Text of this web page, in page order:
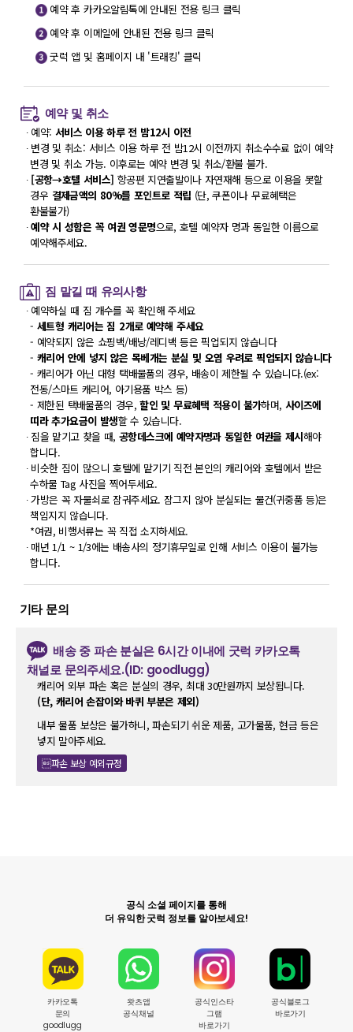
예약 후 카카오알림톡에 안내된 전용 링크 클릭
예약 후 이메일에 안내된 전용 링크 클릭
굿럭 앱 및 홈페이지 내 '트래킹' 클릭
예약 및 취소
∙ 예약: 서비스 이용 하루 전 밤12시 이전
∙ 변경 및 취소: 서비스 이용 하루 전 밤12시 이전까지 취소수수료 없이 예약
변경 및 취소 가능. 이후로는 예약 변경 및 취소/환불 불가.
∙ [공항→호텔 서비스] 항공편 지연출발이나 자연재해 등으로 이용을 못할
경우 결제금액의 80%를 포인트로 적립 (단, 쿠폰이나 무료혜택은
환불불가)
∙예약 시 성함은 꼭 여권 영문명으로, 호텔 예약자 명과 동일한 이름으로
예약해주세요.
짐 맡길 때 유의사항
∙ 예약하실 때 짐 개수를 꼭 확인해 주세요
-세트형 캐리어는 짐 2개로 예약해 주세요
- 예약되지 않은 쇼핑백/배낭/레디백 등은 픽업되지 않습니다
-캐리어 안에 넣지 않은 목베개는 분실 및 오염 우려로 픽업되지 않습니다
- 캐리어가 아닌 대형 택배물품의 경우, 배송이 제한될 수 있습니다.(ex:
전동/스마트 캐리어, 아기용품 박스 등)
- 제한된 택배물품의 경우,할인 및 무료혜택 적용이 불가하며, 사이즈에
띠라 추가요금이 발생할 수 있습니다.
∙ 짐을 맡기고 찾을 때,공항데스크에 예약자명과 동일한 여권을 제시해야
합니다.
∙ 비슷한 짐이 많으니 호텔에 맡기기 직전 본인의 캐리어와 호텔에서 받은
수하물 Tag 사진을 찍어두세요.
∙ 가방은 꼭 자물쇠로 잠궈주세요. 잠그지 않아 분실되는 물건(귀중품 등)은
책임지지 않습니다.
*여권, 비행서류는 꼭 직접 소지하세요.
∙ 매년 1/1 ~ 1/3에는 배송사의 정기휴무일로 인해 서비스 이용이 불가능
합니다.
기타 문의
배송 중 파손 분실은 6시간 이내에 굿럭 카카오톡
채널로 문의주세요.(ID: goodlugg)
캐리어 외부 파손 혹은 분실의 경우, 최대 30만원까지 보상됩니다.
(단, 캐리어 손잡이와 바퀴 부분은 제외)
내부 물품 보상은 불가하니, 파손되기 쉬운 제품, 고가물품, 현금 등은
넣지 말아주세요.
파손 보상 예외규정
공식 소셜 페이지를 통해
더 유익한 굿럭 정보를 알아보세요!
카카오톡
문의
goodlugg
왓츠앱
공식채널
공식인스타
그램
바로가기
공식블로그
바로가기